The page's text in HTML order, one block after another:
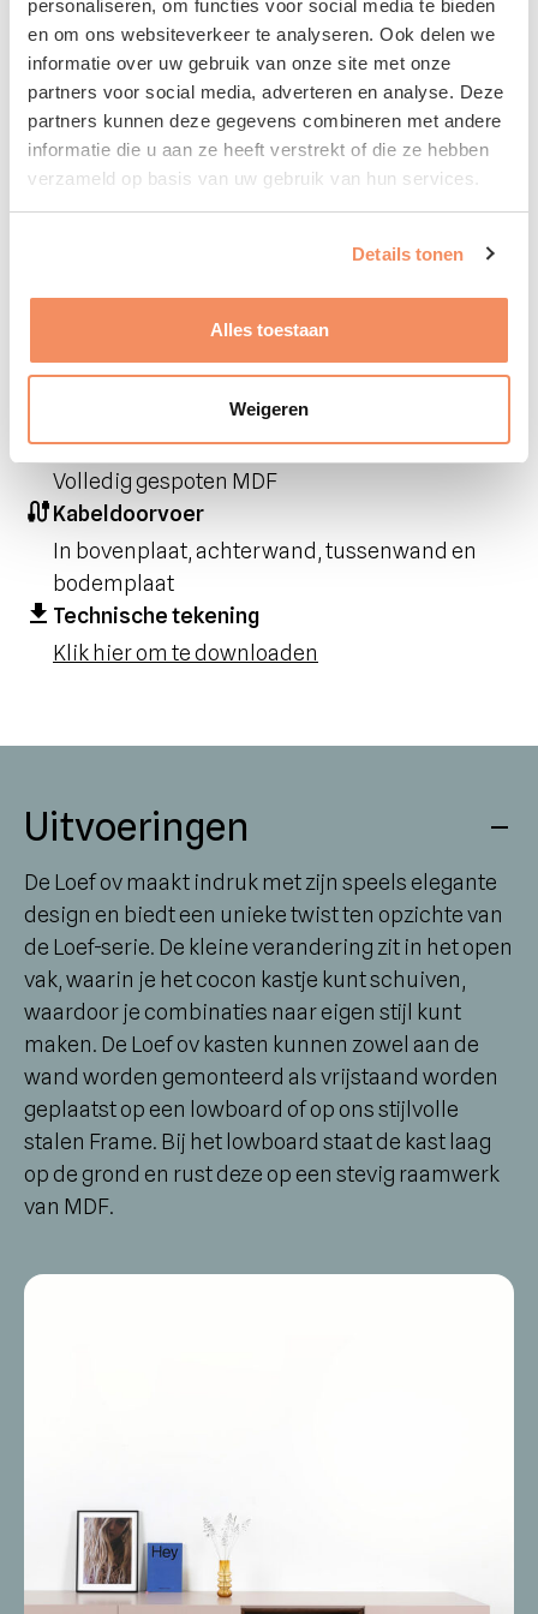
personaliseren, om functies voor social media te bieden
en om ons websiteverkeer te analyseren. Ook delen we
informatie over uw gebruik van onze site met onze
partners voor social media, adverteren en analyse. Deze
partners kunnen deze gegevens combineren met andere
informatie die u aan ze heeft verstrekt of die ze hebben
verzameld op basis van uw gebruik van hun services.
Details tonen
Alles toestaan
Weigeren
eigen stijl.
Het meubel is in de basis een zwevend ontwerp
dat eenvoudig aan de wand kan worden
gemonteerd. Voor een vrijstaande plaatsing kan
de kast geplaatst op een lowboard of ons stijlvolle
stalen frame.
Specificaties
Afmeting
220 x 40 x 35 cm
Gewicht
Materiaal
Volledig gespoten MDF
Kabeldoorvoer
In bovenplaat, achterwand, tussenwand en
bodemplaat
Technische tekening
Klik hier om te downloaden
Uitvoeringen
De Loef ov maakt indruk met zijn speels elegante
design en biedt een unieke twist ten opzichte van
de Loef-serie. De kleine verandering zit in het open
vak, waarin je het cocon kastje kunt schuiven,
waardoor je combinaties naar eigen stijl kunt
maken. De Loef ov kasten kunnen zowel aan de
wand worden gemonteerd als vrijstaand worden
geplaatst op een lowboard of op ons stijlvolle
stalen Frame. Bij het lowboard staat de kast laag
op de grond en rust deze op een stevig raamwerk
van MDF.